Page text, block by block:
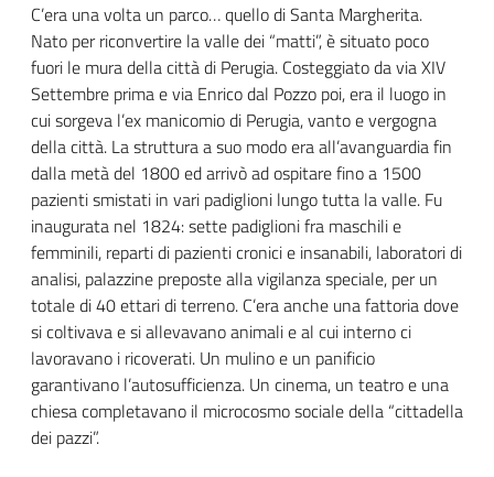
C’era una volta un parco… quello di Santa Margherita.
Nato per riconvertire la valle dei “matti”, è situato poco
fuori le mura della città di Perugia. Costeggiato da via XIV
Settembre prima e via Enrico dal Pozzo poi, era il luogo in
cui sorgeva l’ex manicomio di Perugia, vanto e vergogna
della città. La struttura a suo modo era all’avanguardia fin
dalla metà del 1800 ed arrivò ad ospitare fino a 1500
pazienti smistati in vari padiglioni lungo tutta la valle. Fu
inaugurata nel 1824: sette padiglioni fra maschili e
femminili, reparti di pazienti cronici e insanabili, laboratori di
analisi, palazzine preposte alla vigilanza speciale, per un
totale di 40 ettari di terreno. C’era anche una fattoria dove
si coltivava e si allevavano animali e al cui interno ci
lavoravano i ricoverati. Un mulino e un panificio
garantivano l’autosufficienza. Un cinema, un teatro e una
chiesa completavano il microcosmo sociale della “cittadella
dei pazzi”.